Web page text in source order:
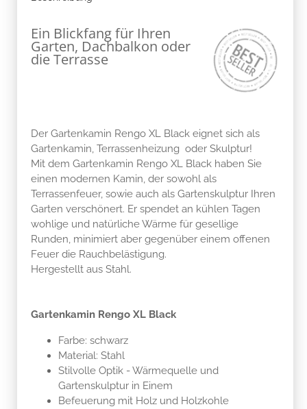
Ein Blickfang für Ihren
Garten, Dachbalkon oder
die Terrasse
Der Gartenkamin Rengo XL Black eignet sich als
Gartenkamin, Terrassenheizung oder Skulptur!
Mit dem Gartenkamin Rengo XL Black haben Sie
einen modernen Kamin, der sowohl als
Terrassenfeuer, sowie auch als Gartenskulptur Ihren
Garten verschönert. Er spendet an kühlen Tagen
wohlige und natürliche Wärme für gesellige
Runden, minimiert aber gegenüber einem offenen
Feuer die Rauchbelästigung.
Hergestellt aus Stahl.
Gartenkamin Rengo XL Black
Farbe: schwarz
Material: Stahl
Stilvolle Optik - Wärmequelle und
Gartenskulptur in Einem
Befeuerung mit Holz und Holzkohle